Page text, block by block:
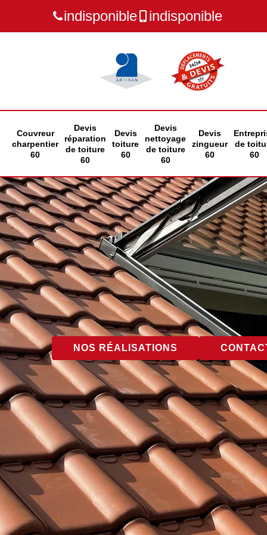
indisponible indisponible
Couvreur
charpentier
60
Devis
réparation
de toiture
60
Devis
toiture
60
Devis
nettoyage
de toiture
60
Devis
zingueur
60
de
60
NOS RÉALISATIONS